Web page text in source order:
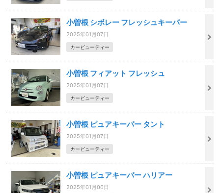
小曽根 シボレー フレッシュキーパー
2025年01月07日
カービューティー
小曽根 フィアット フレッシュ
2025年01月07日
カービューティー
小曽根 ピュアキーパー タント
2025年01月07日
カービューティー
小曽根 ピュアキーパー ハリアー
2025年01月06日